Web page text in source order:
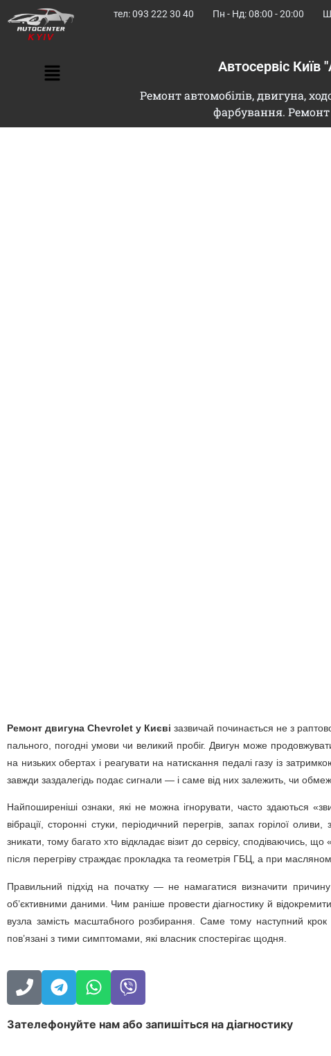
тел: 093 222 30 40 Пн - Нд: 08:00 - 20:00
Автосервіс Київ
Ремонт автомобілів, двигуна,
фарбування. Ремонт
Ремонт двигуна Chevrolet у Києві зазвичай починається не з
пального, погодні умови чи великий пробіг. Двигун може
на низьких обертах і реагувати на натискання педалі газу із
завжди заздалегідь подає сигнали — і саме від них залежить, чи
Найпоширеніші ознаки, які не можна ігнорувати, часто здаються
вібрації, сторонні стуки, періодичний перегрів, запах горілої
зникати, тому багато хто відкладає візит до сервісу,
після перегріву страждає прокладка та геометрія ГБЦ, а при
Правильний підхід на початку — не намагатися визначити
об’єктивними даними. Чим раніше провести діагностику й
вузла замість масштабного розбирання. Саме тому наступний
пов’язані з тими симптомами, які власник спостерігає щодня.
Зателефонуйте нам або запишіться на діагностику